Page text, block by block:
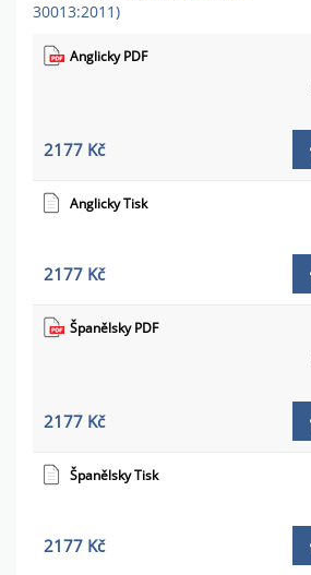
30013:2011)
Anglicky PDF
2177 Kč
Anglicky Tisk
2177 Kč
Španělsky PDF
2177 Kč
Španělsky Tisk
2177 Kč